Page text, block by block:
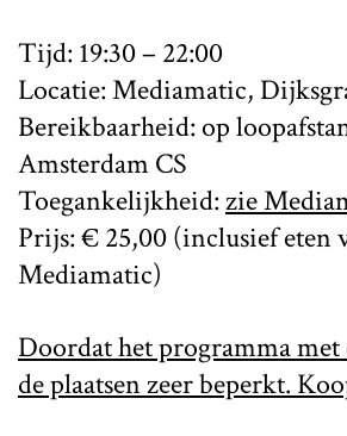
Tijd: 19:30 – 22:00
Locatie: Mediamatic,
Bereikbaarheid: op
Amsterdam CS
Toegankelijkheid:zie
Prijs: € 25,00 (inclusief eten
Mediamatic)
Doordat het programma
de plaatsen zeer beperkt.